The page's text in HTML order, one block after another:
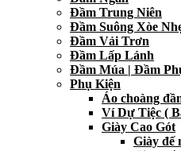
Đầm Trung Niên
Đầm Suông Xòe
Đầm Vải Trơn
Đầm Lấp Lánh
Đầm Múa | Đầm
Phụ Kiện
Áo choàng
Ví Dự Tiệc (
Giày Cao Gót
Giày đế